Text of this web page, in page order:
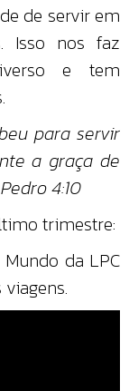
de servir em
Isso nos faz
e tem
para servir
a graça de
4:10
trimestre:
da LPC